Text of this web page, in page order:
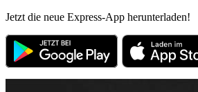
Jetzt die neue Express-App herunterladen!